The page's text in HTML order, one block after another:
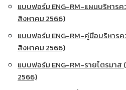
แบบฟอร์ม ENG-RM-แผนบริหารค
สิงหาคม 2566)
แบบฟอร์ม ENG-RM-คู่มือบริหารค
สิงหาคม 2566)
แบบฟอร์ม ENG-RM-รายไตรมาส
2566)